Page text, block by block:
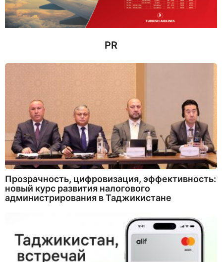
з
а
д
PR
Прозрачность, цифровизация, эффективность:
новый курс развития налогового
администрирования в Таджикистане